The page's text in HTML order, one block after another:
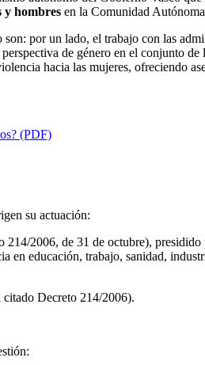
y hombres en la Comunidad
por un lado, el trabajo con las
de género en el conjunto
hacia las mujeres, ofreciendo
(PDF)
su actuación:
2006, de 31 de octubre),
en educación, trabajo, sanidad,
citado Decreto 214/2006).